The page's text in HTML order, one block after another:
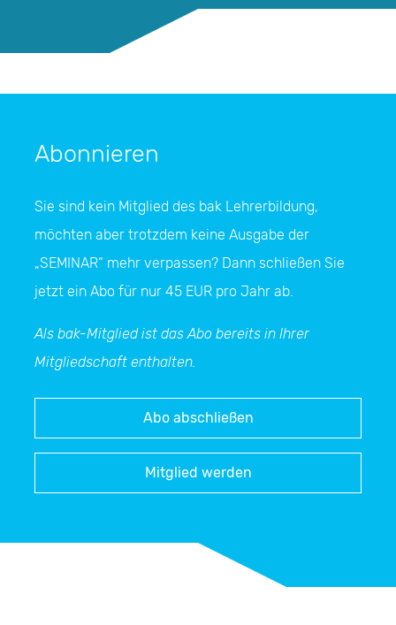
Abonnieren
Sie sind kein Mitglied des bak Lehrerbildung,
möchten aber trotzdem keine Ausgabe der
„SEMINAR“ mehr verpassen? Dann schließen Sie
jetzt ein Abo für nur 45 EUR pro Jahr ab.
Als bak-Mitglied ist das Abo bereits in Ihrer
Mitgliedschaft enthalten.
Abo abschließen
Mitglied werden